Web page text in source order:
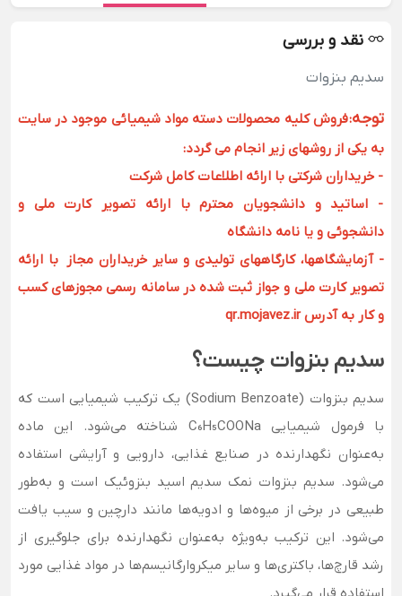
نقد و بررسی
سدیم بنزوات
توجه:فروش کلیه محصولات دسته مواد شیمیائی موجود در سایت
به یکی از روشهای زیر انجام می گردد:
- خریداران شرکتی با ارائه اطلاعات کامل شرکت
- اساتید و دانشجویان محترم با ارائه تصویر کارت ملی و
دانشجوئی و یا نامه دانشگاه
- آزمایشگاهها، کارگاههای تولیدی و سایر خریداران مجاز با ارائه
تصویر کارت ملی و جواز ثبت شده در سامانه رسمی مجوزهای کسب
و کار به آدرس qr.mojavez.ir
سدیم بنزوات چیست؟
سدیم بنزوات (Sodium Benzoate) یک ترکیب شیمیایی است که
با فرمول شیمیایی C₆H₅COONa شناخته می‌شود. این ماده
به‌عنوان نگهدارنده در صنایع غذایی، دارویی و آرایشی استفاده
می‌شود. سدیم بنزوات نمک سدیم اسید بنزوئیک است و به‌طور
طبیعی در برخی از میوه‌ها و ادویه‌ها مانند دارچین و سیب یافت
می‌شود. این ترکیب به‌ویژه به‌عنوان نگهدارنده برای جلوگیری از
رشد قارچ‌ها، باکتری‌ها و سایر میکروارگانیسم‌ها در مواد غذایی مورد